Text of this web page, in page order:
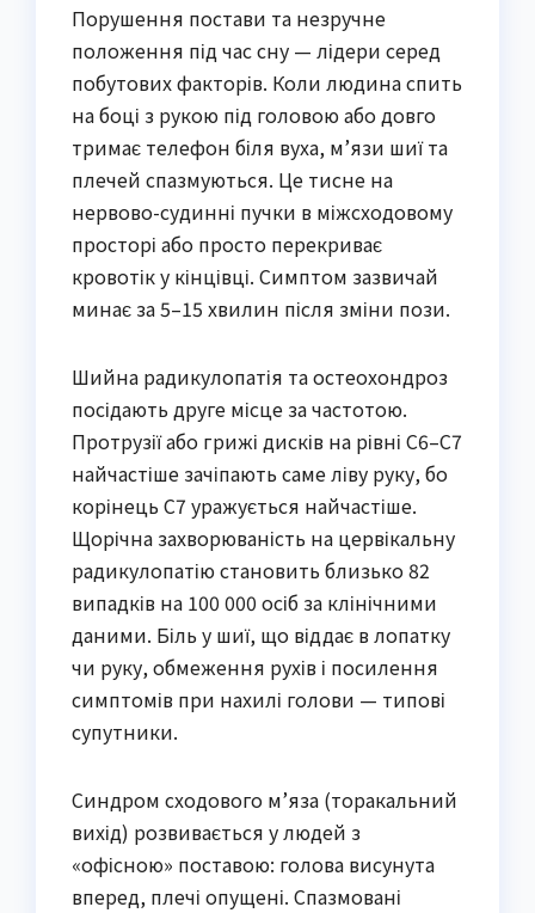
Порушення постави та незручне
положення під час сну — лідери серед
побутових факторів. Коли людина спить
на боці з рукою під головою або довго
тримає телефон біля вуха, м’язи шиї та
плечей спазмуються. Це тисне на
нервово-судинні пучки в міжсходовому
просторі або просто перекриває
кровотік у кінцівці. Симптом зазвичай
минає за 5–15 хвилин після зміни пози.
Шийна радикулопатія та остеохондроз
посідають друге місце за частотою.
Протрузії або грижі дисків на рівні C6–C7
найчастіше зачіпають саме ліву руку, бо
корінець C7 уражується найчастіше.
Щорічна захворюваність на цервікальну
радикулопатію становить близько 82
випадків на 100 000 осіб за клінічними
даними. Біль у шиї, що віддає в лопатку
чи руку, обмеження рухів і посилення
симптомів при нахилі голови — типові
супутники.
Синдром сходового м’яза (торакальний
вихід) розвивається у людей з
«офісною» поставою: голова висунута
вперед, плечі опущені. Спазмовані